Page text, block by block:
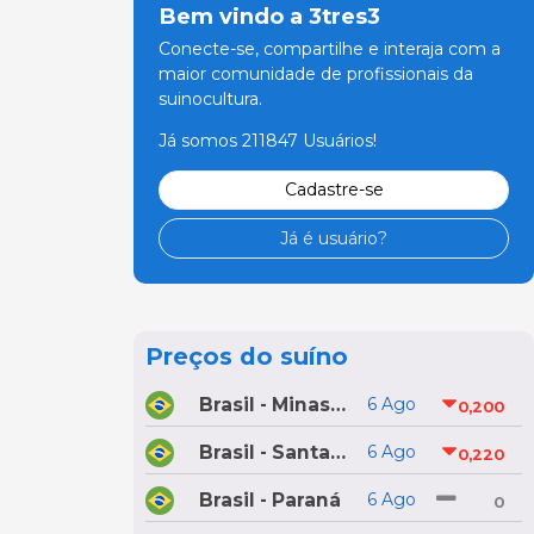
Bem vindo a 3tres3
Conecte-se, compartilhe e interaja com a
maior comunidade de profissionais da
suinocultura.
Já somos 211847 Usuários!
Cadastre-se
Já é usuário?
Preços do suíno
Brasil - Minas Gerais 6 Ago 0,200
Brasil - Santa Catarina 6 Ago 0,220
Brasil - Paraná 6 Ago 0